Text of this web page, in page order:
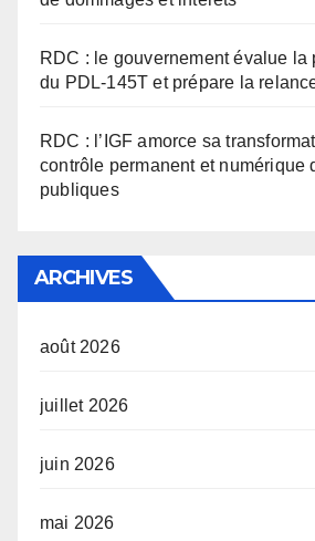
RDC : le gouvernement évalue la
du PDL-145T et prépare la
RDC : l’IGF amorce sa
contrôle permanent et numérique
publiques
ARCHIVES
août 2026
juillet 2026
juin 2026
mai 2026